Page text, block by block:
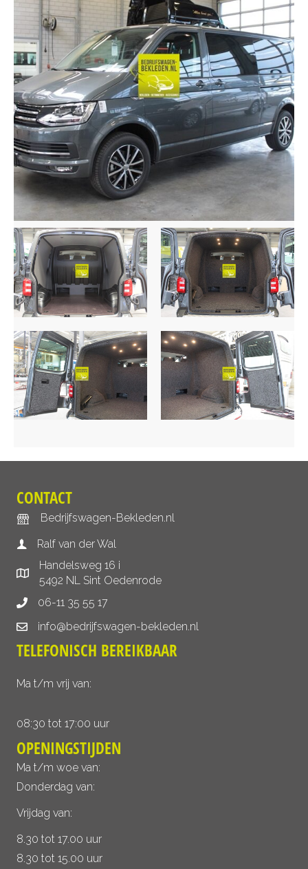
CONTACT
Bedrijfswagen-Bekleden.nl
Ralf van der Wal
Handelsweg 16 i
5492 NL Sint Oedenrode
06-11 35 55 17
info@bedrijfswagen-bekleden.nl
TELEFONISCH BEREIKBAAR
Ma t/m vrij van:
08:30 tot 17:00 uur
OPENINGSTIJDEN
Ma t/m woe van:
Donderdag van:
Vrijdag van:
8.30 tot 17.00 uur
8.30 tot 15.00 uur